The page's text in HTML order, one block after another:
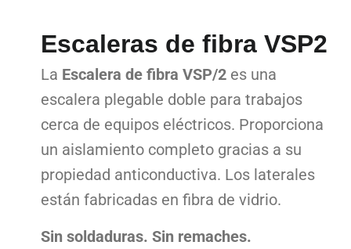
Escaleras de fibra VSP2
La Escalera de fibra VSP/2es una
escalera plegable doble para trabajos
cerca de equipos eléctricos. Proporciona
un aislamiento completo gracias a su
propiedad anticonductiva. Los laterales
están fabricadas en fibra de vidrio.
Sin soldaduras. Sin remaches.